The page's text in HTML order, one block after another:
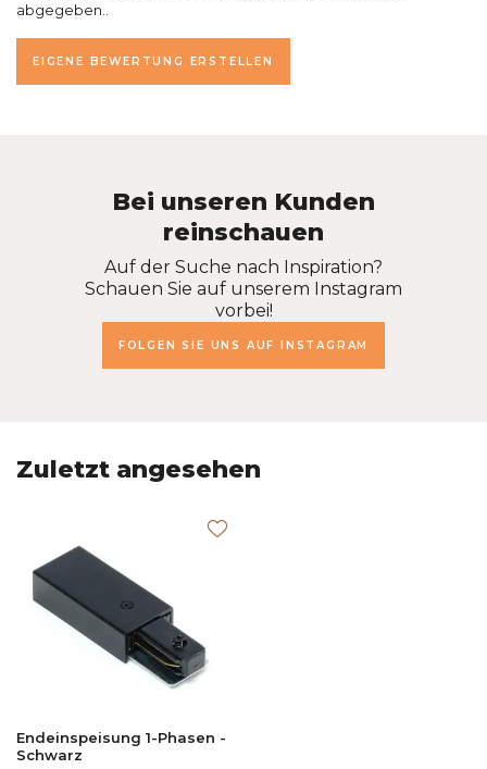
abgegeben..
EIGENE BEWERTUNG ERSTELLEN
Bei unseren Kunden
reinschauen
Auf der Suche nach Inspiration?
Schauen Sie auf unserem Instagram
vorbei!
FOLGEN SIE UNS AUF INSTAGRAM
Zuletzt angesehen
Endeinspeisung 1-Phasen -
Schwarz